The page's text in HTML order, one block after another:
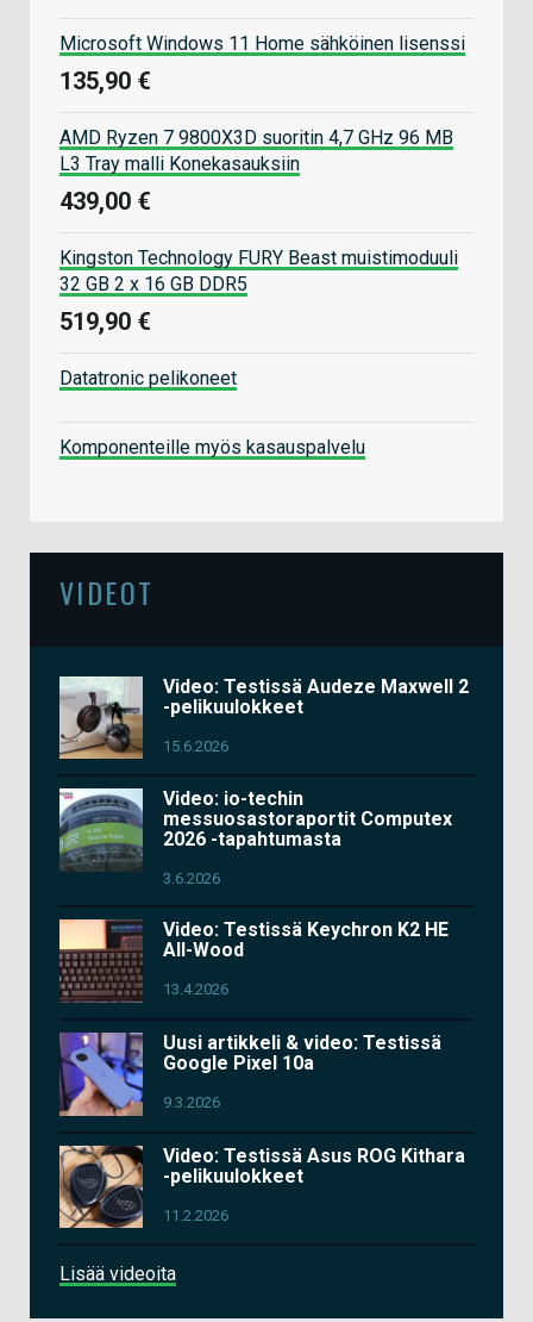
Microsoft Windows 11 Home sähköinen lisenssi
135,90 €
AMD Ryzen 7 9800X3D suoritin 4,7 GHz 96 MB
L3 Tray malli Konekasauksiin
439,00 €
Kingston Technology FURY Beast muistimoduuli
32 GB 2 x 16 GB DDR5
519,90 €
Datatronic pelikoneet
Komponenteille myös kasauspalvelu
VIDEOT
Video: Testissä Audeze Maxwell 2
-pelikuulokkeet
15.6.2026
Video: io-techin
messuosastoraportit Computex
2026 -tapahtumasta
3.6.2026
Video: Testissä Keychron K2 HE
All-Wood
13.4.2026
Uusi artikkeli & video: Testissä
Google Pixel 10a
9.3.2026
Video: Testissä Asus ROG Kithara
-pelikuulokkeet
11.2.2026
Lisää videoita